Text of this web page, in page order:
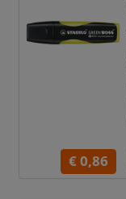
€ 0,86